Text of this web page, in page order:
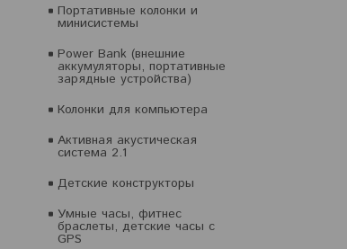
Портативные колонки и
минисистемы
Power Bank (внешние
аккумуляторы, портативные
зарядные устройства)
Колонки для компьютера
Активная акустическая
система 2.1
Детские конструкторы
Умные часы, фитнес
браслеты, детские часы с
GPS